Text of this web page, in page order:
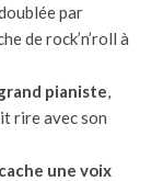
par
de rock’n’roll à
pianiste,
rire avec son
une voix